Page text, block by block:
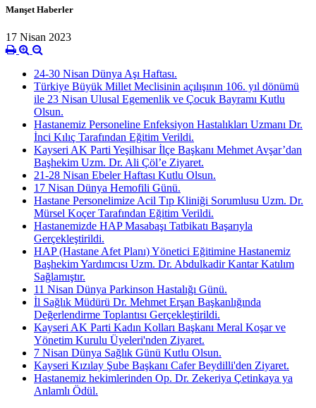
Manşet Haberler
17 Nisan 2023
24-30 Nisan Dünya Aşı Haftası.
Türkiye Büyük Millet Meclisinin açılışının 106. yıl dönümü
ile 23 Nisan Ulusal Egemenlik ve Çocuk Bayramı Kutlu
Olsun.
Hastanemiz Personeline Enfeksiyon Hastalıkları Uzmanı Dr.
İnci Kılıç Tarafından Eğitim Verildi.
Kayseri AK Parti Yeşilhisar İlçe Başkanı Mehmet Avşar’dan
Başhekim Uzm. Dr. Ali Çöl’e Ziyaret.
21-28 Nisan Ebeler Haftası Kutlu Olsun.
17 Nisan Dünya Hemofili Günü.
Hastane Personelimize Acil Tıp Kliniği Sorumlusu Uzm. Dr.
Mürsel Koçer Tarafından Eğitim Verildi.
Hastanemizde HAP Masabaşı Tatbikatı Başarıyla
Gerçekleştirildi.
HAP (Hastane Afet Planı) Yönetici Eğitimine Hastanemiz
Başhekim Yardımcısı Uzm. Dr. Abdulkadir Kantar Katılım
Sağlamıştır.
11 Nisan Dünya Parkinson Hastalığı Günü.
İl Sağlık Müdürü Dr. Mehmet Erşan Başkanlığında
Değerlendirme Toplantısı Gerçekleştirildi.
Kayseri AK Parti Kadın Kolları Başkanı Meral Koşar ve
Yönetim Kurulu Üyeleri'nden Ziyaret.
7 Nisan Dünya Sağlık Günü Kutlu Olsun.
Kayseri Kızılay Şube Başkanı Cafer Beydilli'den Ziyaret.
Hastanemiz hekimlerinden Op. Dr. Zekeriya Çetinkaya ya
Anlamlı Ödül.